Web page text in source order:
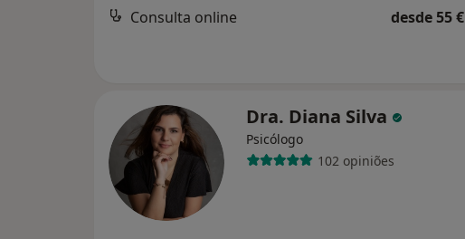
Consulta online desde 55 €
Dra. Diana Silva
Psicólogo
102 opiniões